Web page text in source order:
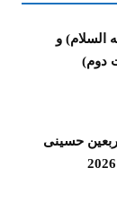
السلام) و
دوم)
حسینی